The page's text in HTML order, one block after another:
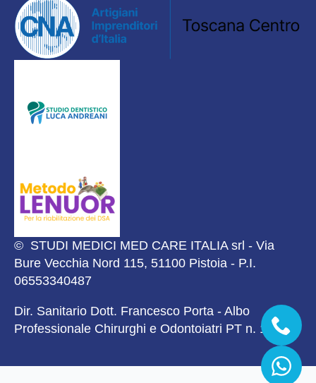
© STUDI MEDICI MED CARE ITALIA srl - Via
Bure Vecchia Nord 115, 51100 Pistoia - P.I.
06553340487
Dir. Sanitario Dott. Francesco Porta - Albo
Professionale Chirurghi e Odontoiatri PT n. 1919